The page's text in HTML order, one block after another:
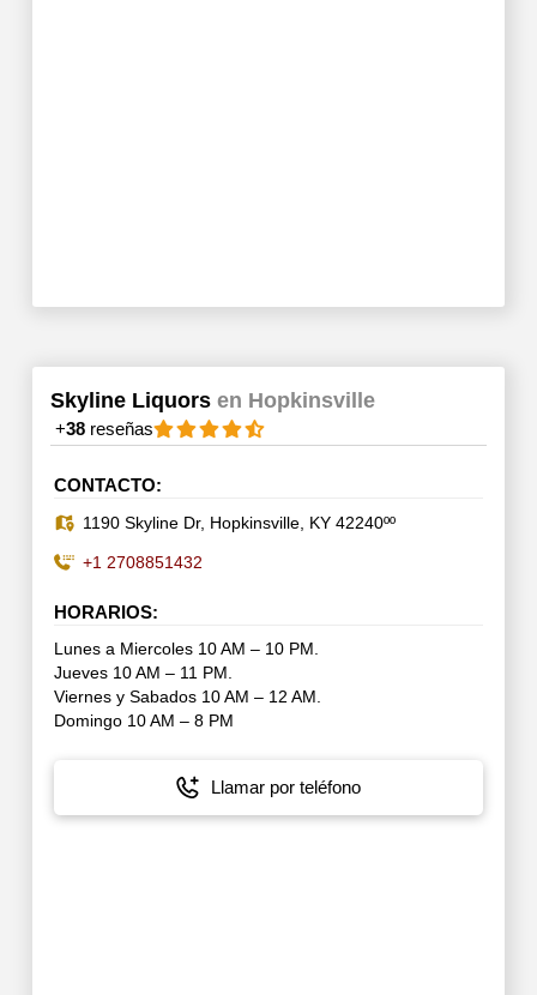
Skyline Liquors en Hopkinsville
+38reseñas
CONTACTO:
1190 Skyline Dr, Hopkinsville, KY 42240ºº
+1 2708851432
HORARIOS:
Lunes a Miercoles 10 AM – 10 PM.
Jueves 10 AM – 11 PM.
Viernes y Sabados 10 AM – 12 AM.
Domingo 10 AM – 8 PM
Llamar por teléfono